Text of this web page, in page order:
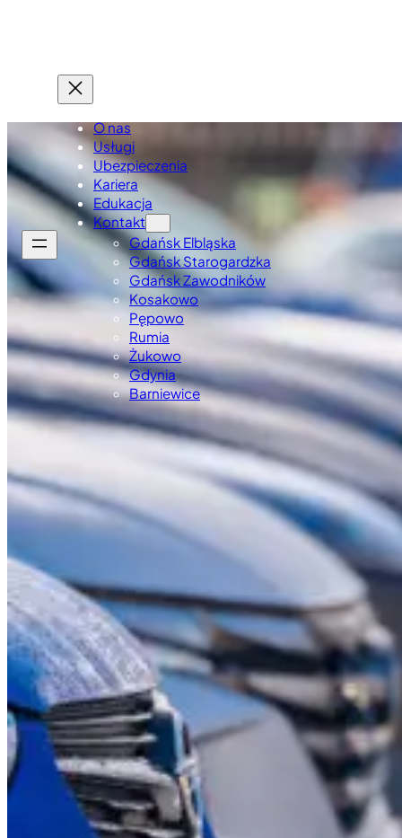
O nas
Usługi
Ubezpieczenia
Kariera
Edukacja
Kontakt
Gdańsk Elbląska
Gdańsk Starogardzka
Gdańsk Zawodników
Kosakowo
Pępowo
Rumia
Żukowo
Gdynia
Barniewice